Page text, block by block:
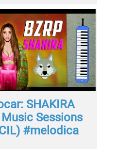
SHAKIRA
Sessions
#melodica